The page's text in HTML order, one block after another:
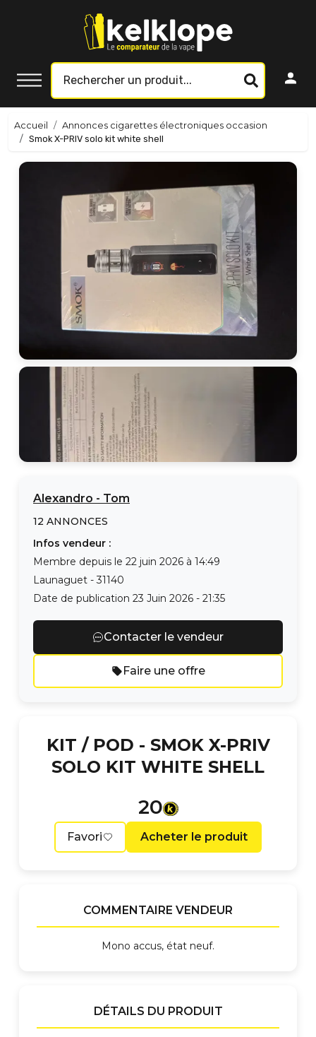
Accueil
Annonces cigarettes électroniques occasion
Smok X-PRIV solo kit white shell
Alexandro - Tom
12 ANNONCES
Infos vendeur :
Membre depuis le 22 juin 2026 à 14:49
Launaguet -31140
Date de publication 23 Juin 2026 - 21:35
Contacter le vendeur
Faire une offre
KIT / POD - SMOK X-PRIV
SOLO KIT WHITE SHELL
20
Favori Acheter le produit
COMMENTAIRE VENDEUR
Mono accus, état neuf.
DÉTAILS DU PRODUIT